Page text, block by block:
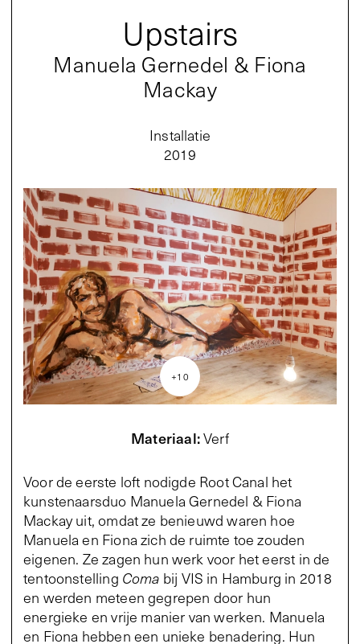
Upstairs
Manuela Gernedel & Fiona
Mackay
Installatie
2019
+10
Materiaal:Verf
Voor de eerste loft nodigde Root Canal het
kunstenaarsduo Manuela Gernedel & Fiona
Mackay uit, omdat ze benieuwd waren hoe
Manuela en Fiona zich de ruimte toe zouden
eigenen. Ze zagen hun werk voor het eerst in de
tentoonstelling Coma bij VIS in Hamburg in 2018
en werden meteen gegrepen door hun
energieke en vrije manier van werken. Manuela
en Fiona hebben een unieke benadering. Hun